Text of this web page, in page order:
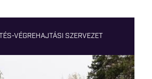
VÉGREHAJTÁSI SZERVEZET